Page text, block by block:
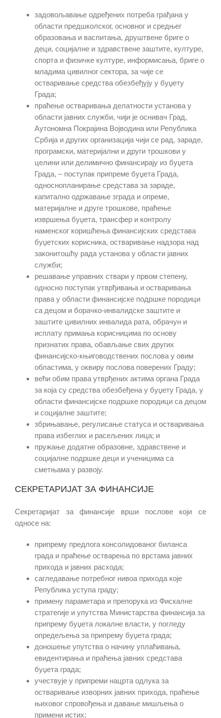
задовољавање одређених потреба грађана у
области предшколског, основног и средњег
образовања и васпитања, друштвене бриге о
деци, социјалне и здравствене заштите, културе,
спорта и физичке културе, информисања, бриге о
младима цивилног сектора, за чије се
остваривање средства обезбеђују у буџету
Града;
праћење остваривања делатности установа у
области јавних служби, чији је оснивач Град,
Аутономна Покрајина Војводина или Република
Србија и других организација чији се рад, зараде,
програмски, материјални и други трошкови у
целини или делимично финансирају из буџета
Града, – поступак припреме буџета Града,
односнопланирање средстава за зараде,
капитално одржавање зграда и опреме,
материјалне и друге трошкове, праћење
извршења буџета, трансфер и контролу
наменског коришћења финансијских средстава
буџетских корисника, остваривање надзора над
законитошћу рада установа у области јавних
служби;
решавање управних ствари у првом степену,
односно поступак утврђивања и остваривања
права у области финансијске подршке породици
са децом и борачко-инвалидске заштите и
заштите цивилних инвалида рата, обрачун и
исплату примања корисницима по основу
признатих права, обављање свих других
финансијско-књиговодствених послова у овим
областима, у оквиру послова поверених Граду;
већи обим права утврђених актима органа Града
за која су средства обезбеђена у буџету Града, у
области финансијске подршке породици са децом
и социјалне заштите;
збрињавање, регулисање статуса и остваривања
права избеглих и расељених лица; и
пружање додатне образовне, здравствене и
социјалне подршке деци и ученицима са
сметњама у развоју.
СЕКРЕТАРИЈАТ ЗА ФИНАНСИЈЕ
Секретаријат за финансије врши послове који се
односе на:
припрему предлога консолидованог биланса
града и праћење остварења по врстама јавних
прихода и јавних расхода;
сагледавање потребног нивоа прихода које
Република уступа граду;
примену параметара и препорука из Фискалне
стратегије и упутства Министарства финансија за
припрему буџета локалне власти, у погледу
опредељења за припрему буџета града;
доношење упутства о начину уплаћивања,
евидентирања и праћења јавних средстава
буџета града;
учествује у припреминацрта одлука за
остваривање изворних јавних прихода, праћење
њиховог спровођења и давање мишљења о
примени истих;